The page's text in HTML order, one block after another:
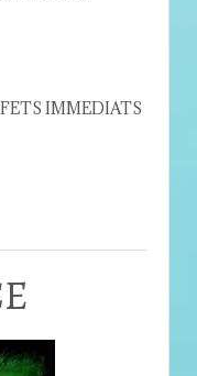
IMMEDIATS